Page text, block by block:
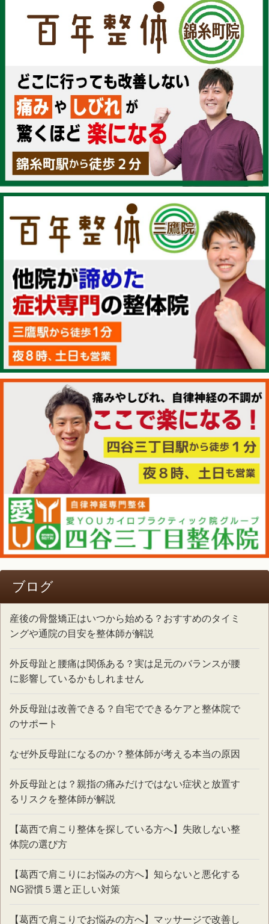
ブログ
産後の骨盤矯正はいつから始める？おすすめのタイミ
ングや通院の目安を整体師が解説
外反母趾と腰痛は関係ある？実は足元のバランスが腰
に影響しているかもしれません
外反母趾は改善できる？自宅でできるケアと整体院で
のサポート
なぜ外反母趾になるのか？整体師が考える本当の原因
外反母趾とは？親指の痛みだけではない症状と放置す
るリスクを整体師が解説
【葛西で肩こり整体を探している方へ】失敗しない整
体院の選び方
【葛西で肩こりにお悩みの方へ】知らないと悪化する
NG習慣５選と正しい対策
【葛西で肩こりでお悩みの方へ】マッサージで改善し